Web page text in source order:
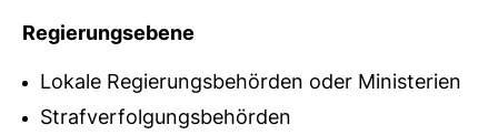
Regie­rungs­ebene
Lokale Regierungsbehörden oder Ministerien
Strafverfolgungsbehörden